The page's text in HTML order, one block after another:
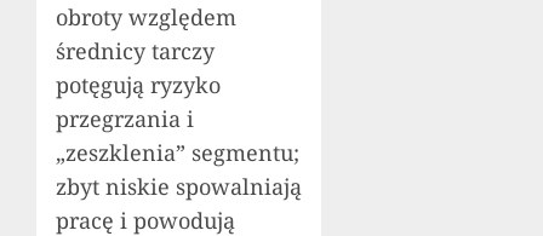
obroty względem
średnicy tarczy
potęgują ryzyko
przegrzania i
„zeszklenia” segmentu;
zbyt niskie spowalniają
pracę i powodują